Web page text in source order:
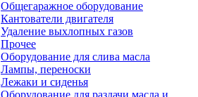
Общегаражное оборудование
Кантователи двигателя
Удаление выхлопных газов
Прочее
Оборудование для слива масла
Лампы, переноски
Лежаки и сиденья
Оборудование для раздачи масла и